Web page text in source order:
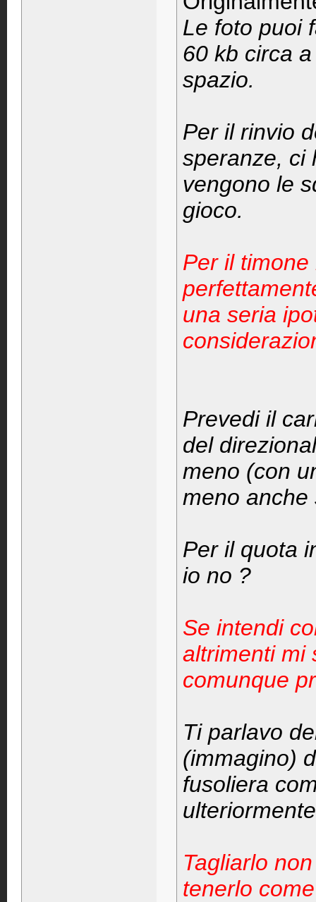
Le foto puoi
60 kb circa
spazio.
Per il rinvio
speranze, ci
vengono le
gioco.
Per il
una seria
Prevedi il
del
meno (con
meno anche
Per il quota
io no ?
Se intendi
altrimenti mi
comunque
Ti parlavo
(immagino)
fusoliera
Tagliarlo
tenerlo